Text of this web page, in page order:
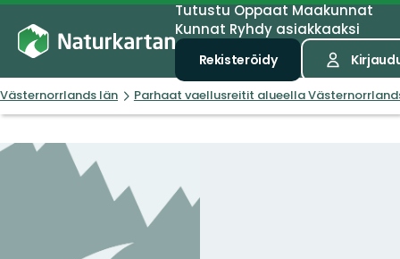
TutustuOppaatMaakunnat
Kunnat Ryhdy asiakkaaksi
Rekisteröidy
Västernorrlands län Parhaat vaellusreitit alueella